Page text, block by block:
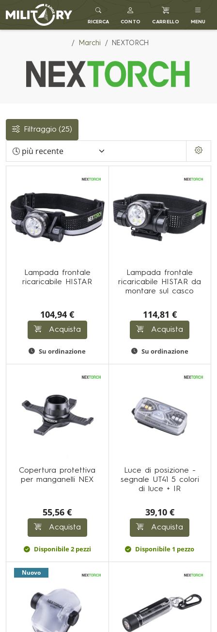
MILITARY RANGE IT
RICERCA CONTO CARRELLO MENU
Marchi NEXTORCH
Filtraggio (25)
Lampada frontale
ricaricabile HISTAR
104,94 €
Acquista
Su ordinazione
Lampada frontale
ricaricabile HISTAR da
montare sul casco
114,81 €
Acquista
Su ordinazione
Copertura protettiva
per manganelli NEX
55,56 €
Acquista
Disponibile 2 pezzi
Luce di posizione -
segnale UT41 5 colori
di luce + IR
39,10 €
Acquista
Disponibile 1 pezzo
Nuovo